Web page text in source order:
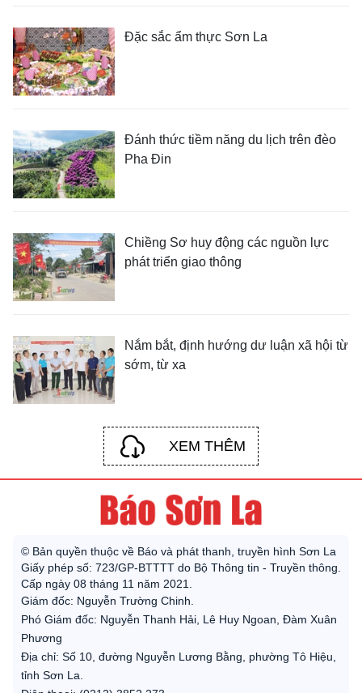
Đặc sắc ẩm thực Sơn La
Đánh thức tiềm năng du lịch trên đèo
Pha Đin
Chiềng Sơ huy động các nguồn lực
phát triển giao thông
Nắm bắt, định hướng dư luận xã hội từ
sớm, từ xa
XEM THÊM
© Bản quyền thuộc về Báo và phát thanh, truyền hình Sơn La
Giấy phép số: 723/GP-BTTTT do Bộ Thông tin - Truyền thông.
Cấp ngày 08 tháng 11 năm 2021.
Giám đốc: Nguyễn Trường Chinh.
Phó Giám đốc: Nguyễn Thanh Hải, Lê Huy Ngoan, Đàm Xuân
Phương
Địa chỉ: Số 10, đường Nguyễn Lương Bằng, phường Tô Hiệu,
tỉnh Sơn La.